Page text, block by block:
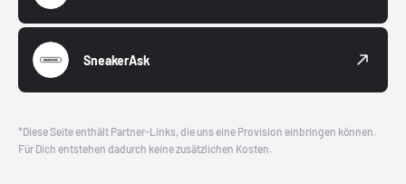
SneakerAsk
*Diese Seite enthält Partner-Links, die uns eine Provision einbringen können.
Für Dich entstehen dadurch keine zusätzlichen Kosten.